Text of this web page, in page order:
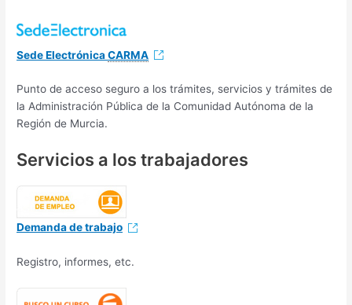
Sede ElectrónicaCARMA
Punto de acceso seguro a los trámites, servicios y trámites de
la Administración Pública de la Comunidad Autónoma de la
Región de Murcia.
Servicios a los trabajadores
Demanda de trabajo
Registro, informes, etc.